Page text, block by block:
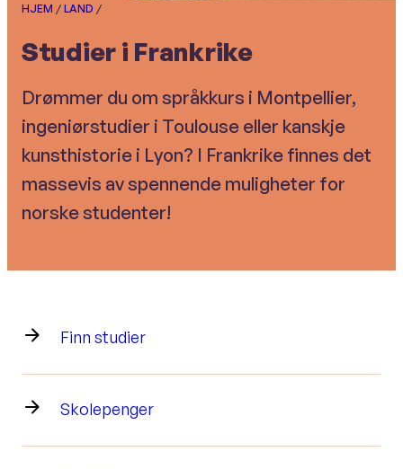
HJEM / LAND /
Studier i Frankrike
Drømmer du om språkkurs i Montpellier,
ingeniørstudier i Toulouse eller kanskje
kunsthistorie i Lyon? I Frankrike finnes det
massevis av spennende muligheter for
norske studenter!
Finn studier
Skolepenger